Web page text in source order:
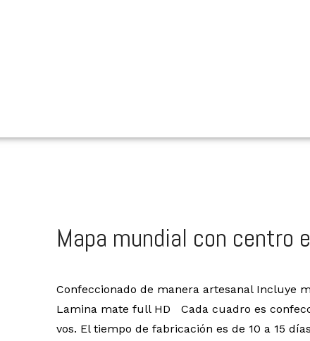
Mapa mundial con centro
Confeccionado de manera artesanal Incluye
Lamina mate full HD Cada cuadro es
vos. El tiempo de fabricación es de 10 a 15